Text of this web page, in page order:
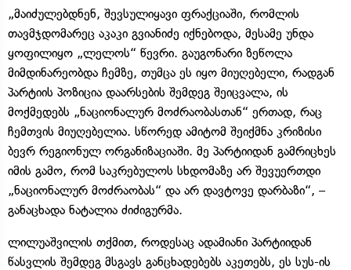
„მაიძულებდნენ, შევსულიყავი ფრაქციაში, რომლის
თავმჯდომარეც აკაკი გვიანიძე იქნებოდა, მესამე უნდა
ყოფილიყო „ლელოს“ წევრი. გაუგონარი ზეწოლა
მიმდინარეობდა ჩემზე, თუმცა ეს იყო მიუღებელი, რადგან
პარტიის პოზიცია დაარსების შემდეგ შეიცვალა, ის
მოქმედებს „ნაციონალურ მოძრაობასთან“ ერთად, რაც
ჩემთვის მიუღებელია. სწორედ ამიტომ შეიქმნა კრიზისი
ბევრ რეგიონულ ორგანიზაციაში. მე პარტიიდან გამრიცხეს
იმის გამო, რომ საკრებულოს სხდომაზე არ შევუერთდი
„ნაციონალურ მოძრაობას“ და არ დავტოვე დარბაზი“, –
განაცხადა ნატალია ძიძიგურმა.
ლილუაშვილის თქმით, როდესაც ადამიანი პარტიიდან
წასვლის შემდეგ მსგავს განცხადებებს აკეთებს, ეს სუს-ის